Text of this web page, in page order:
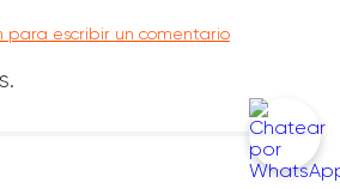
para escribir un comentario